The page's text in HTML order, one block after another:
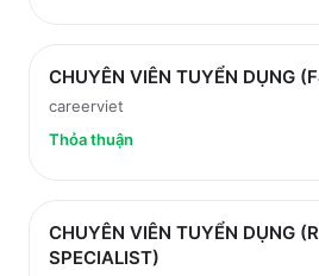
CHUYÊN VIÊN TUYỂN DỤNG
careerviet
Thỏa thuận
CHUYÊN VIÊN TUYỂN DỤNG
SPECIALIST)